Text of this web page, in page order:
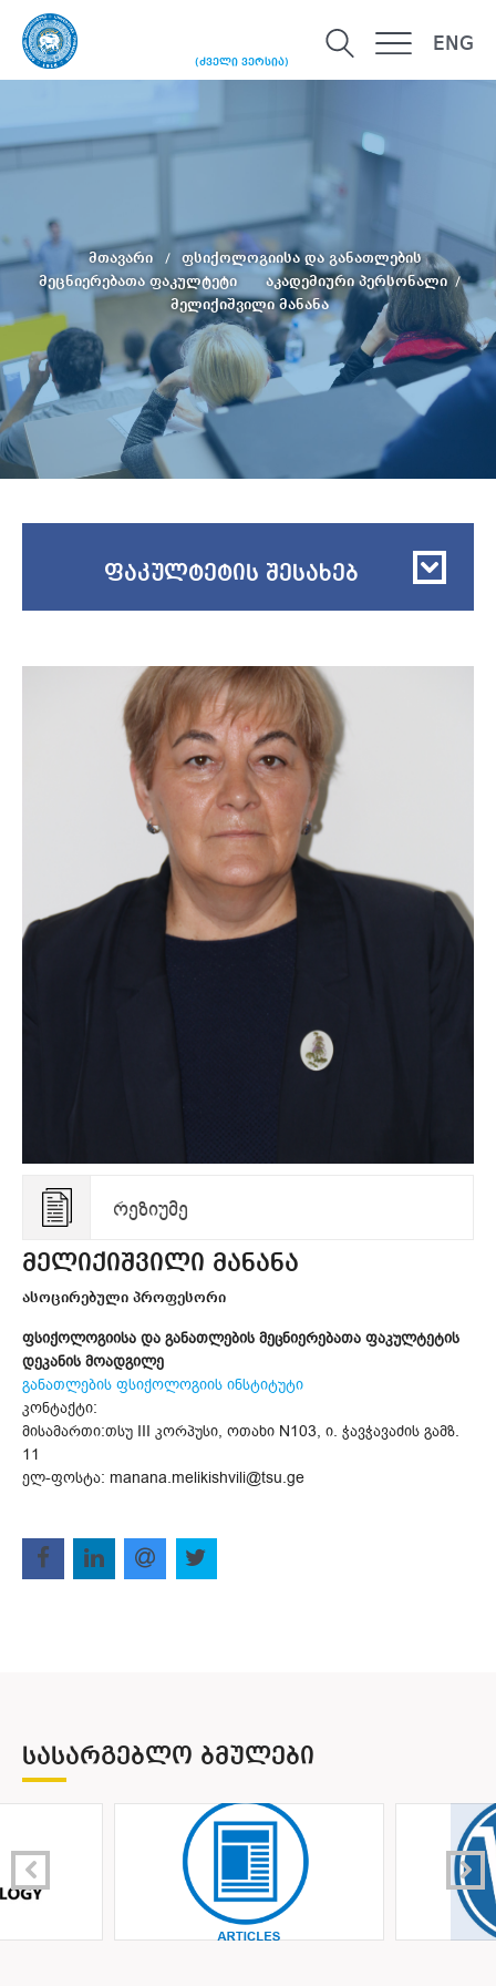
(ძველი ვერსია)
ENG
მთავარი
ფსიქოლოგიისა და განათლების
მეცნიერებათა ფაკულტეტი
აკადემიური პერსონალი
მელიქიშვილი მანანა
ფაკულტეტის შესახებ
რეზიუმე
მელიქიშვილი მანანა
ასოცირებული პროფესორი
ფსიქოლოგიისა და განათლების მეცნიერებათა ფაკულტეტის
დეკანის მოადგილე
განათლების ფსიქოლოგიის ინსტიტუტი
კონტაქტი:
მისამართი:თსუ III კორპუსი, ოთახი N103, ი. ჭავჭავაძის გამზ.
11
ელ-ფოსტა: manana.melikishvili@tsu.ge
ᲡᲐᲡᲐᲠᲒᲔᲑᲚᲝ ᲑᲛᲣᲚᲔᲑᲘ